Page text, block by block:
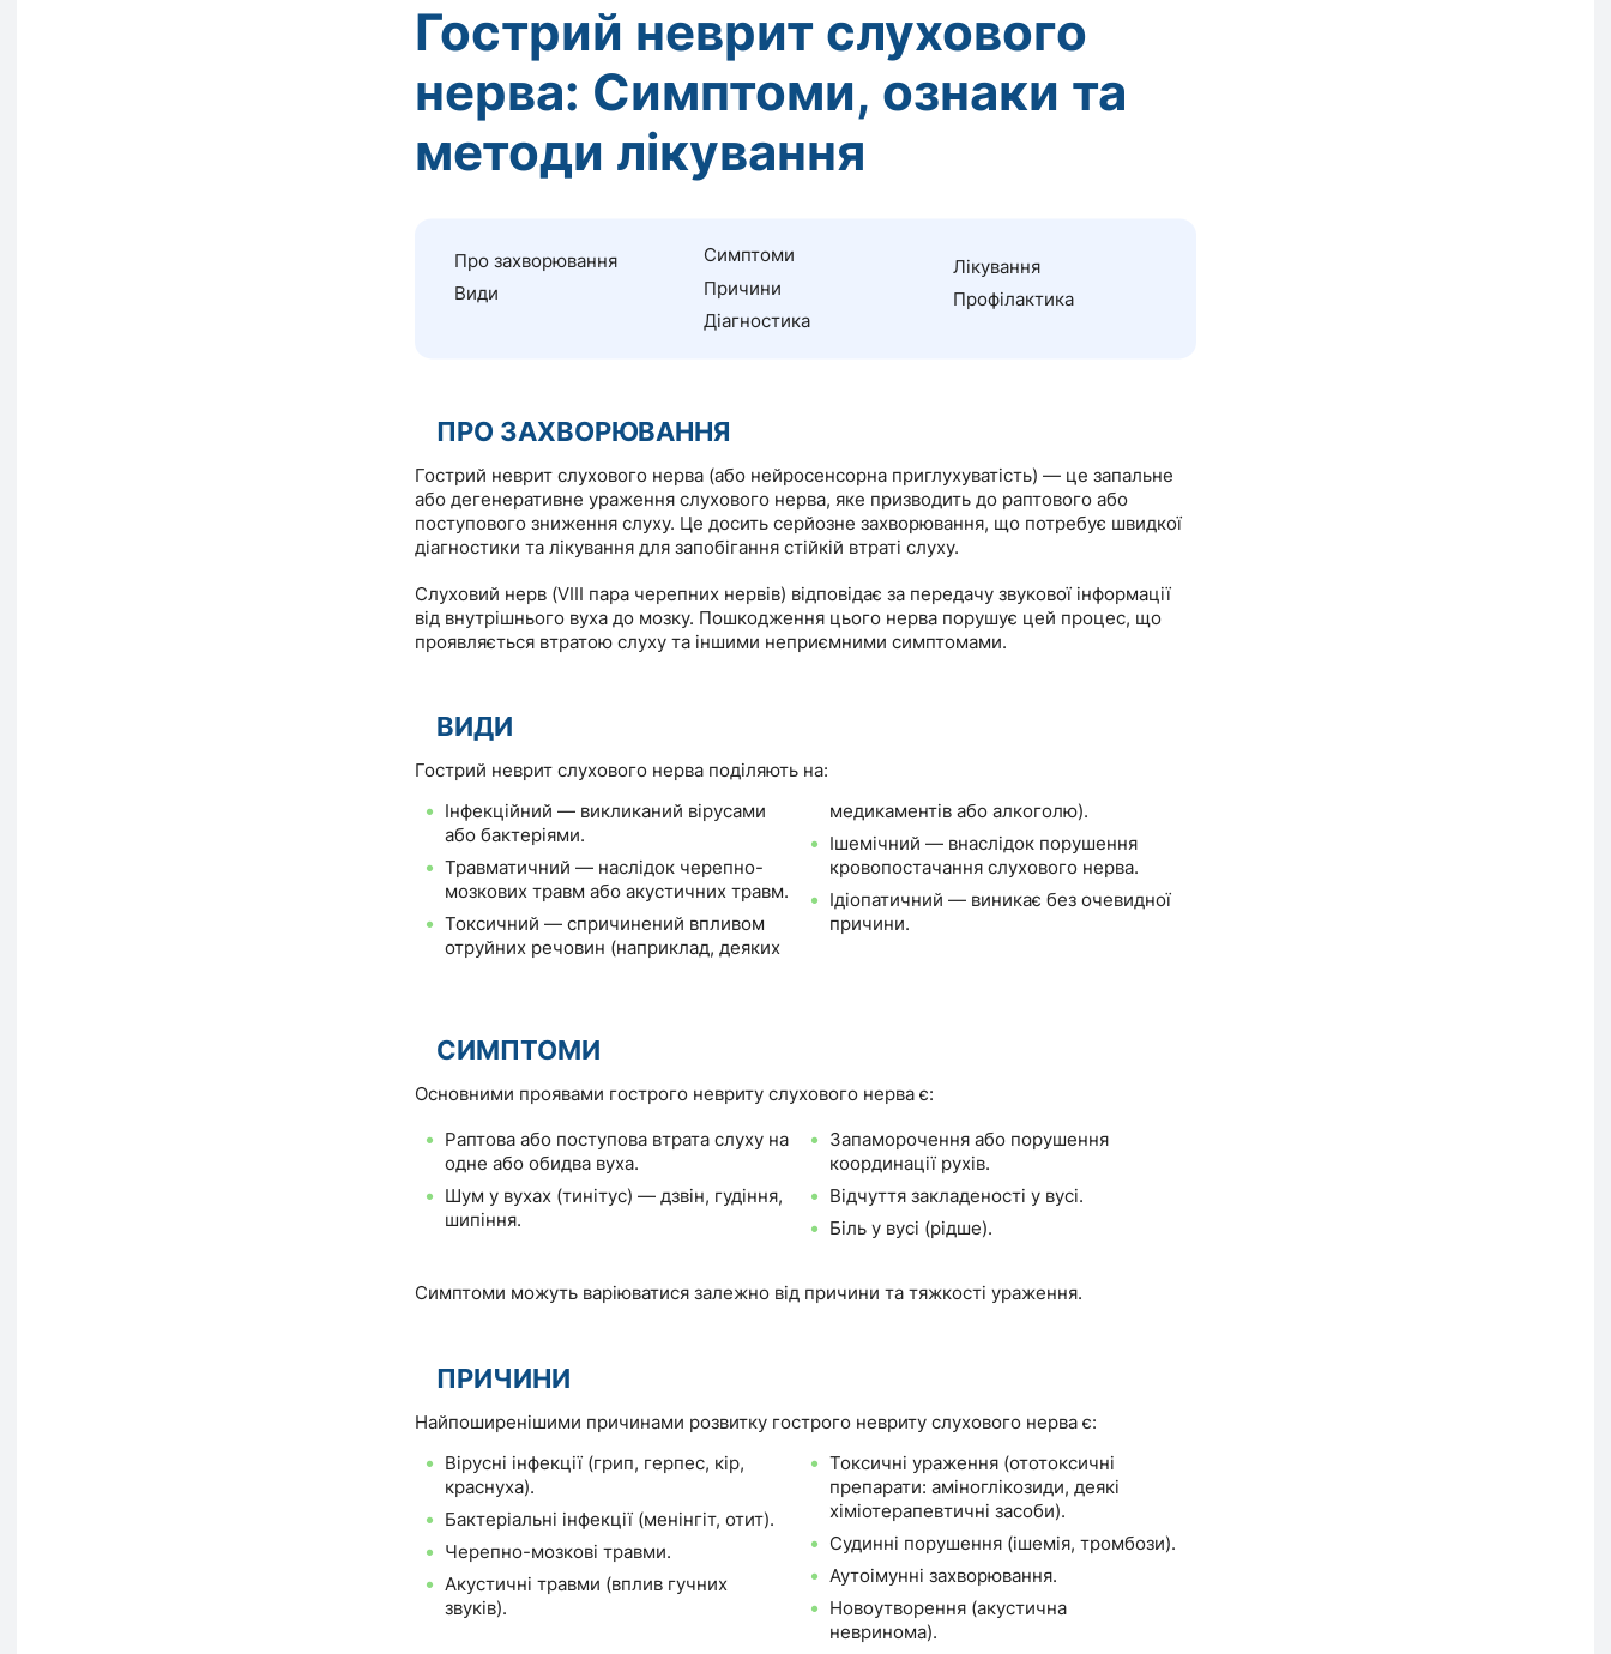
Гострий неврит слухового
нерва: Симптоми, ознаки та
методи лікування
Про захворювання
Види
Симптоми
Причини
Діагностика
Лікування
Профілактика
ПРО ЗАХВОРЮВАННЯ
Гострий неврит слухового нерва (або нейросенсорна приглухуватість) — це запальне
або дегенеративне ураження слухового нерва, яке призводить до раптового або
поступового зниження слуху. Це досить серйозне захворювання, що потребує швидкої
діагностики та лікування для запобігання стійкій втраті слуху.
Слуховий нерв (VIII пара черепних нервів) відповідає за передачу звукової інформації
від внутрішнього вуха до мозку. Пошкодження цього нерва порушує цей процес, що
проявляється втратою слуху та іншими неприємними симптомами.
ВИДИ
Гострий неврит слухового нерва поділяють на:
Інфекційний — викликаний вірусами
або бактеріями.
Травматичний — наслідок черепно-
мозкових травм або акустичних травм.
Токсичний — спричинений впливом
отруйних речовин (наприклад, деяких
медикаментів або алкоголю).
Ішемічний — внаслідок порушення
кровопостачання слухового нерва.
Ідіопатичний — виникає без очевидної
причини.
СИМПТОМИ
Основними проявами гострого невриту слухового нерва є:
Раптова або поступова втрата слуху на
одне або обидва вуха.
Шум у вухах (тинітус) — дзвін, гудіння,
шипіння.
Запаморочення або порушення
координації рухів.
Відчуття закладеності у вусі.
Біль у вусі (рідше).
Симптоми можуть варіюватися залежно від причини та тяжкості ураження.
ПРИЧИНИ
Найпоширенішими причинами розвитку гострого невриту слухового нерва є:
Вірусні інфекції (грип, герпес, кір,
краснуха).
Бактеріальні інфекції (менінгіт, отит).
Черепно-мозкові травми.
Акустичні травми (вплив гучних
звуків).
Токсичні ураження (ототоксичні
препарати: аміноглікозиди, деякі
хіміотерапевтичні засоби).
Судинні порушення (ішемія, тромбози).
Аутоімунні захворювання.
Новоутворення (акустична
невринома).